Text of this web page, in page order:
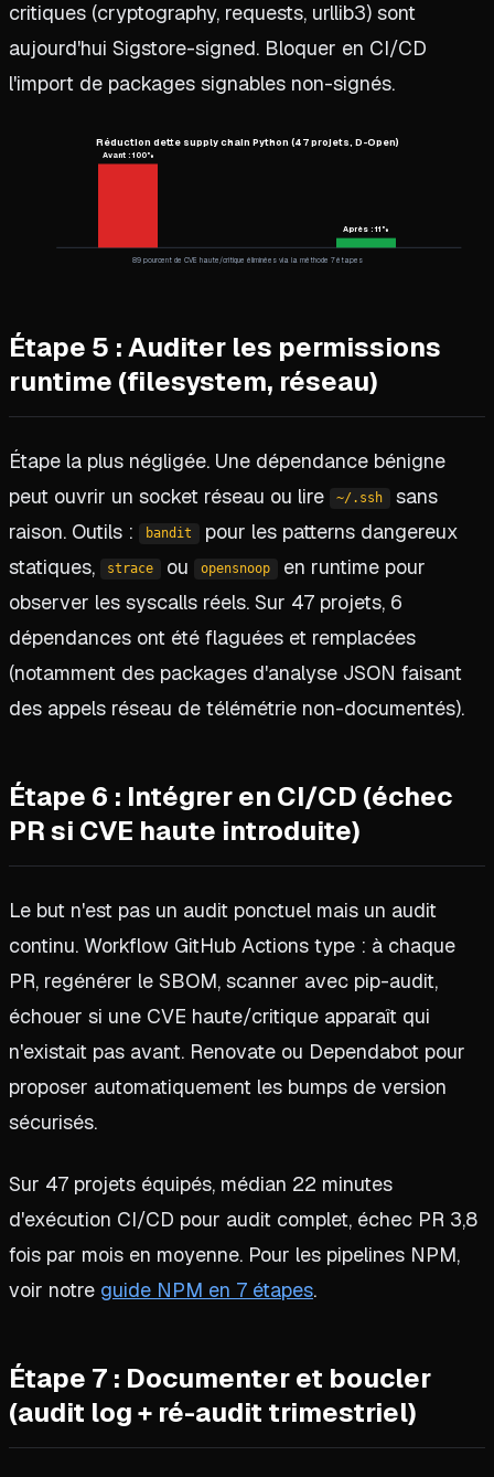
critiques (cryptography, requests, urllib3) sont
aujourd'hui Sigstore-signed. Bloquer en CI/CD
l'import de packages signables non-signés.
Réduction dette supply chain Python (47 projets, D-Open)
Avant : 100%
Après : 11%
89 pourcent de CVE haute/critique éliminées via la méthode 7 étapes
Étape 5 : Auditer les permissions
runtime (filesystem, réseau)
Étape la plus négligée. Une dépendance bénigne
peut ouvrir un socket réseau ou lire
~/.ssh
sans
raison. Outils :
bandit
pour les patterns dangereux
statiques,
strace ou opensnoop
en runtime pour
observer les syscalls réels. Sur 47 projets, 6
dépendances ont été flaguées et remplacées
(notamment des packages d'analyse JSON faisant
des appels réseau de télémétrie non-documentés).
Étape 6 : Intégrer en CI/CD (échec
PR si CVE haute introduite)
Le but n'est pas un audit ponctuel mais un audit
continu. Workflow GitHub Actions type : à chaque
PR, regénérer le SBOM, scanner avec pip-audit,
échouer si une CVE haute/critique apparaît qui
n'existait pas avant. Renovate ou Dependabot pour
proposer automatiquement les bumps de version
sécurisés.
Sur 47 projets équipés, médian 22 minutes
d'exécution CI/CD pour audit complet, échec PR 3,8
fois par mois en moyenne. Pour les pipelines NPM,
voir notre guide NPM en 7 étapes.
Étape 7 : Documenter et boucler
(audit log + ré-audit trimestriel)